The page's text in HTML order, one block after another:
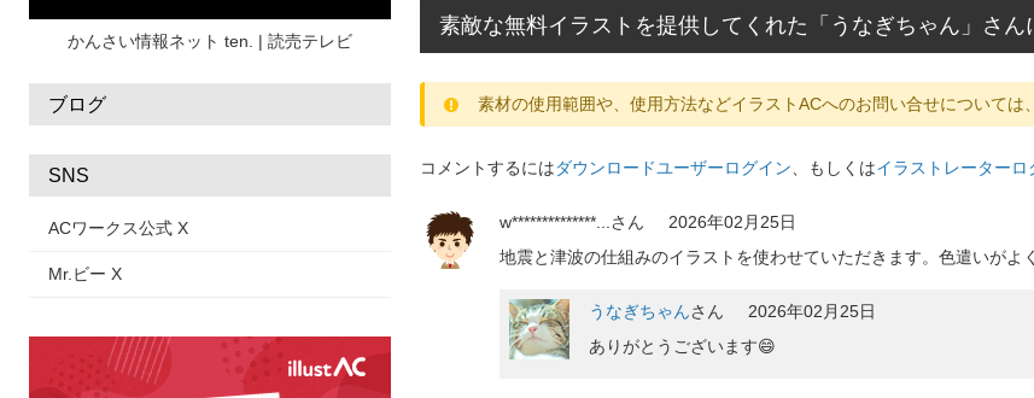
かんさい情報ネット ten. | 読売テレビ
ブログ
SNS
ACワークス公式 X
Mr.ビー X
素敵な無料イラストを提供してくれた「うなぎちゃん」さん
素材の使用範囲や、使用方法などイラストACへのお問い合せについては
コメントするにはダウンロードユーザーログイン、もしくはイラストレーターロ
w**************...さん
2026年02月25日
地震と津波の仕組みのイラストを使わせていただきます。色遣いがよ
うなぎちゃんさん
2026年02月25日
ありがとうございます😄